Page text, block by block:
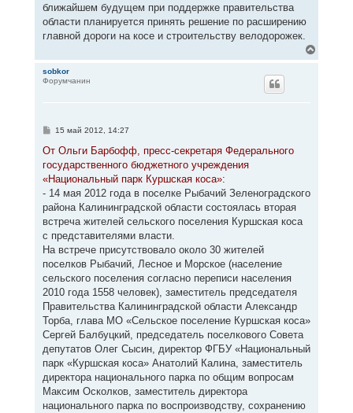
ближайшем будущем при поддержке правительства
области планируется принять решение по расширению
главной дороги на косе и строительству велодорожек.
е
sobkor
Форумчанин
С
о
щ
е
и
е
15 май 2012, 14:27
От Ольги Барбофф, пресс-секретаря Федерального
государственного бюджетного учреждения
«Национальный парк Куршская коса»:
- 14 мая 2012 года в поселке Рыбачий Зеленоградского
района Калининградской области состоялась вторая
встреча жителей сельского поселения Куршская коса
с представителями власти.
На встрече присутствовало около 30 жителей
поселков Рыбачий, Лесное и Морское (население
сельского поселения согласно переписи населения
2010 года 1558 человек), заместитель председателя
Правительства Калининградской области Александр
Торба, глава МО «Сельское поселение Куршская коса»
Сергей Балбуцкий, председатель поселкового Совета
депутатов Олег Сысин, директор ФГБУ «Национальный
парк «Куршская коса» Анатолий Калина, заместитель
директора национального парка по общим вопросам
Максим Осколков, заместитель директора
национального парка по воспроизводству, сохранению